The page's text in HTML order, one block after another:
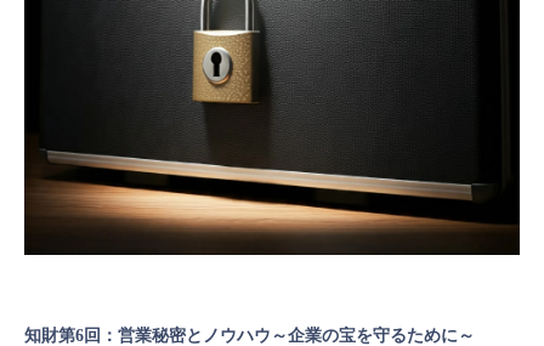
知財第6回：営業秘密とノウハウ～企業の宝を守るために～